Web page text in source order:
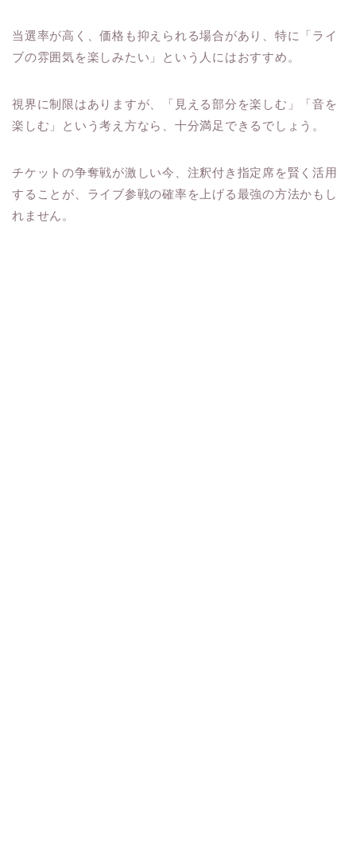
当選率が高く、価格も抑えられる場合があり、特に「ライ
ブの雰囲気を楽しみたい」という人にはおすすめ。
視界に制限はありますが、「見える部分を楽しむ」「音を
楽しむ」という考え方なら、十分満足できるでしょう。
チケットの争奪戦が激しい今、注釈付き指定席を賢く活用
することが、ライブ参戦の確率を上げる最強の方法かもし
れません。